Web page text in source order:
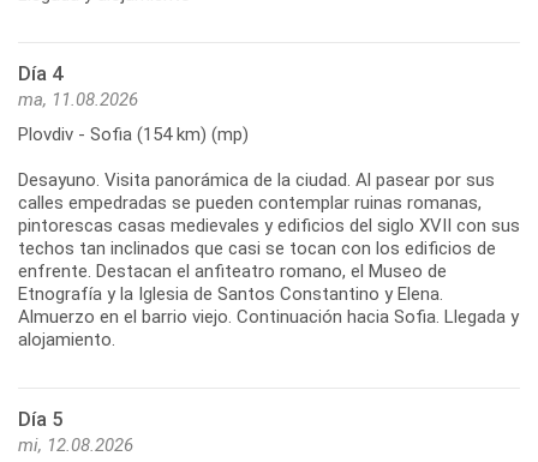
Día 4
ma, 11.08.2026
Plovdiv - Sofia (154 km) (mp)
Desayuno. Visita panorámica de la ciudad. Al pasear por sus
calles empedradas se pueden contemplar ruinas romanas,
pintorescas casas medievales y edificios del siglo XVII con sus
techos tan inclinados que casi se tocan con los edificios de
enfrente. Destacan el anfiteatro romano, el Museo de
Etnografía y la Iglesia de Santos Constantino y Elena.
Almuerzo en el barrio viejo. Continuación hacia Sofia. Llegada y
Día 5
mi, 12.08.2026